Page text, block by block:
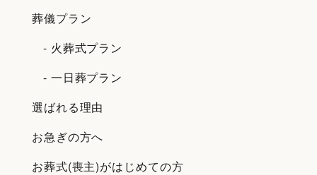
葬儀プラン
- 火葬式プラン
- 一日葬プラン
選ばれる理由
お急ぎの方へ
お葬式(喪主)がはじめての方